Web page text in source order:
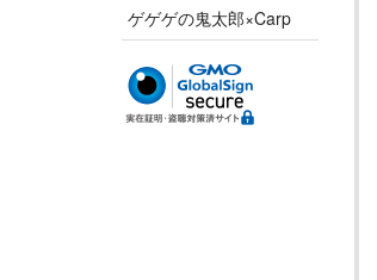
ゲゲゲの鬼太郎×Carp